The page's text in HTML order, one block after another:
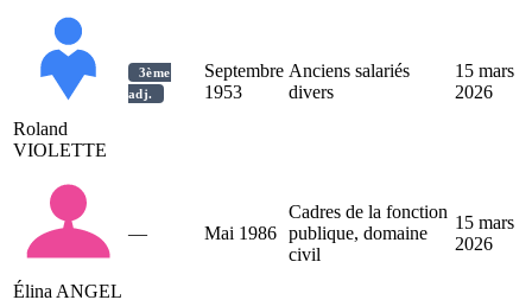
Roland
VIOLETTE
3ème
adj.
Septembre
1953
Anciens salariés
divers
15 mars
2026
Élina ANGEL
— Mai 1986
Cadres de la fonction
publique, domaine
civil
15 mars
2026